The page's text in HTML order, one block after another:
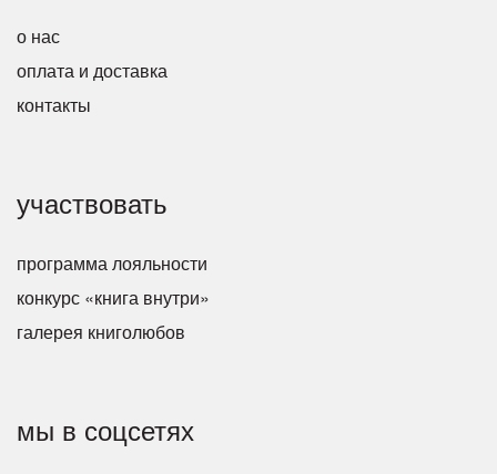
о нас
оплата и доставка
контакты
участвовать
программа лояльности
конкурс «книга внутри»
галерея книголюбов
мы в соцсетях